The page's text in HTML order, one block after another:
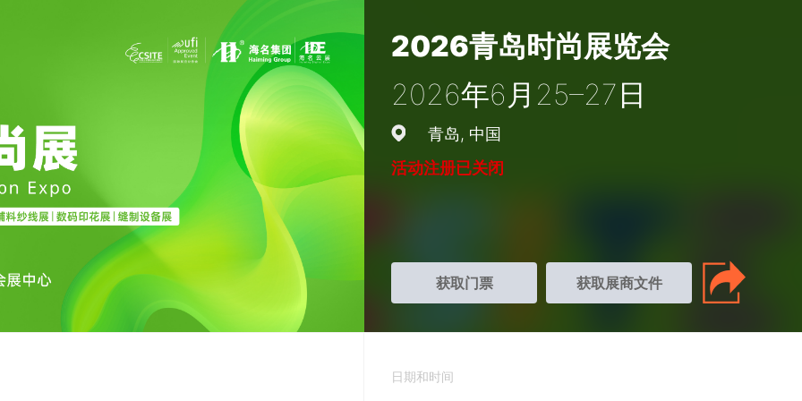
2026青岛时尚展览会
2026年6月25–27日
青岛
中国
活动注册已关闭
获取门票 获取展商文件
日期和时间